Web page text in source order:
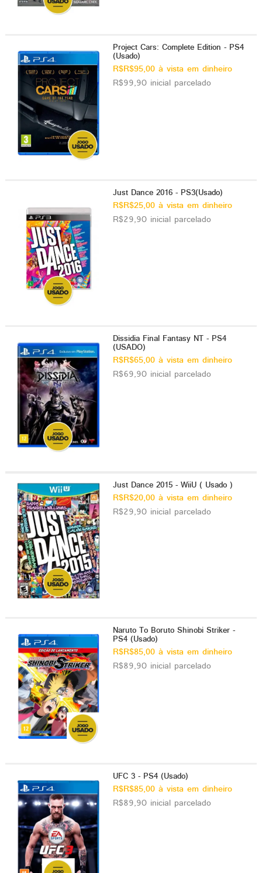
Project Cars: Complete Edition - PS4
(Usado)
R$R$95,00 à vista em dinheiro
R$99,90 inicial parcelado
Just Dance 2016 - PS3(Usado)
R$R$25,00 à vista em dinheiro
R$29,90 inicial parcelado
Dissidia Final Fantasy NT - PS4
(USADO)
R$R$65,00 à vista em dinheiro
R$69,90 inicial parcelado
Just Dance 2015 - WiiU ( Usado )
R$R$20,00 à vista em dinheiro
R$29,90 inicial parcelado
Naruto To Boruto Shinobi Striker -
PS4 (Usado)
R$R$85,00 à vista em dinheiro
R$89,90 inicial parcelado
UFC 3 - PS4 (Usado)
R$R$85,00 à vista em dinheiro
R$89,90 inicial parcelado